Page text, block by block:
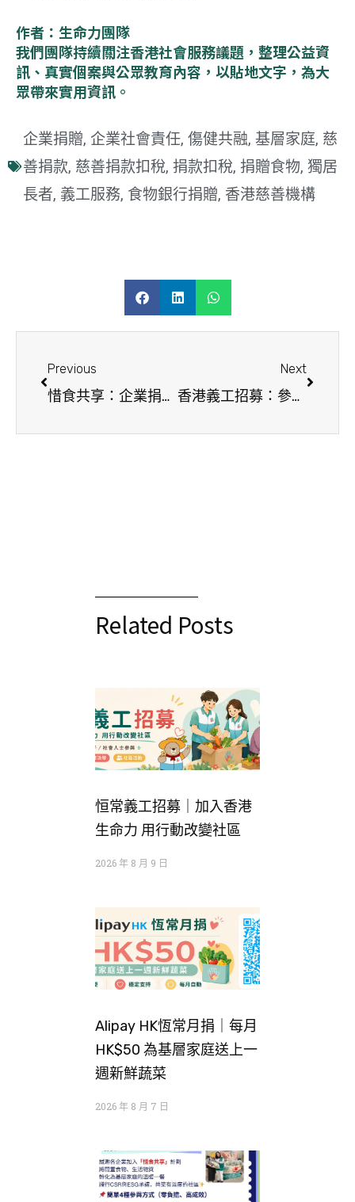
作者：生命力團隊
我們團隊持續關注香港社會服務議題，整理公益資
訊、真實個案與公眾教育內容，以貼地文字，為大
眾帶來實用資訊。
企業捐贈, 企業社會責任, 傷健共融, 基層家庭, 慈
善捐款, 慈善捐款扣稅, 捐款扣稅, 捐贈食物, 獨居
長者, 義工服務, 食物銀行捐贈, 香港慈善機構
Previous
惜食共享：企業捐贈食物與物資，撐起基層家庭每一餐
Next
香港義工招募：參與親子、企業義工活動，共建關愛社區
Related Posts
恒常義工招募｜加入香港
生命力 用行動改變社區
2026 年 8 月 9 日
Alipay HK恆常月捐｜每月
HK$50 為基層家庭送上一
週新鮮蔬菜
2026 年 8 月 7 日